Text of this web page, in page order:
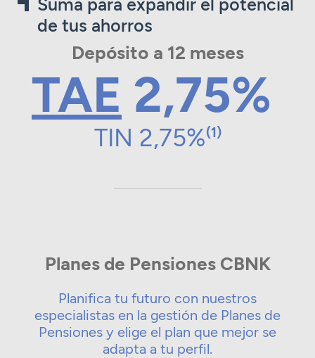
de tus ahorros
Depósito a 12 meses
TAE 2,75%
TIN 2,75%(1)
Planes de Pensiones CBNK
Planifica tu futuro con nuestros
especialistas en la gestión de Planes de
Pensiones y elige el plan que mejor se
adapta a tu perfil.